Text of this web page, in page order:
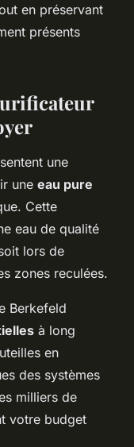
en préservant
présents
une
une eau pure
Cette
eau de qualité
lors de
zones reculées.
Berkefeld
à long
en
des systèmes
milliers de
votre budget